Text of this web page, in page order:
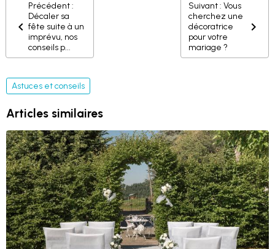
Précédent :
Décaler sa
fête suite à un
imprévu, nos
conseils p...
Suivant : Vous
cherchez une
décoratrice
pour votre
mariage ?
Astuces et conseils
Articles similaires